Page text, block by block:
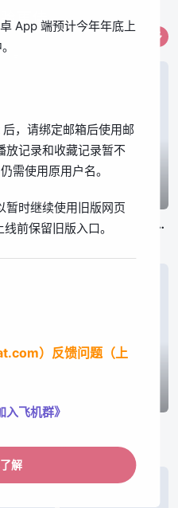
更佳
载
更多
已完结
分 公立海老栖川高校天闷部
已完结
App 端预计今年年底上
，请绑定邮箱后使用邮
放记录和收藏记录暂不
需使用原用户名。
暂时继续使用旧版网页
前保留旧版入口。
）反馈问题（上
入飞机群》
解